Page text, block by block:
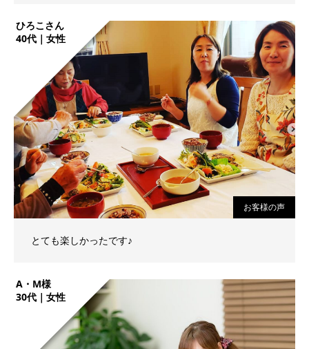
ひろこさん
40代｜女性
お客様の声
とても楽しかったです♪
A・M様
30代｜女性